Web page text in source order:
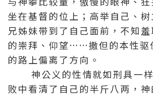
坐在基督的位上；高举自己、
兄姊妹带到了自己面前，不知
的崇拜、仰望……撒但的本性驱
的路上偏离了方向。
神公义的性情就如刑具一样
败中看清了自己的半斤八两，